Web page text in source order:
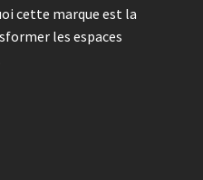
cette marque est la
les espaces